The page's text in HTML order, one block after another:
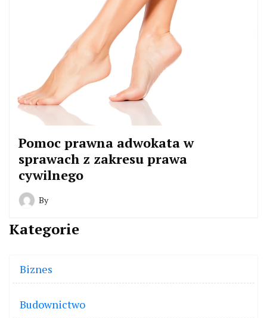
Pomoc prawna adwokata w
sprawach z zakresu prawa
cywilnego
By
Kategorie
Biznes
Budownictwo